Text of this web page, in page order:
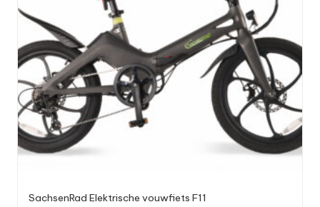
SachsenRad Elektrische vouwfiets F11